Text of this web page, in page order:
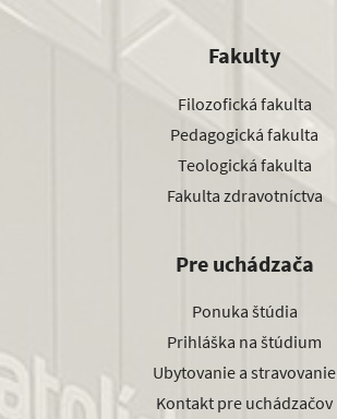
Fakulty
Filozofická fakulta
Pedagogická fakulta
Teologická fakulta
Fakulta zdravotníctva
Pre uchádzača
Ponuka štúdia
Prihláška na štúdium
Ubytovanie a stravovanie
Kontakt pre uchádzačov